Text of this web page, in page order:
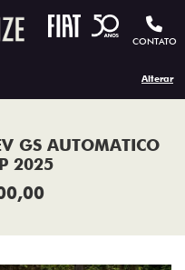
CONTATO
Alterar
GS AUTOMATICO
2025